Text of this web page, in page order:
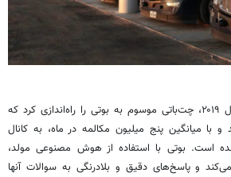
چت‌باتی موسوم به بوتی را راه‌اندازی کرد که
با میانگین پنج میلیون مکالمه در ماه، به کانال
است. بوتی با استفاده از هوش مصنوعی مولد،
می‌کند و پاسخ‌های دقیق و بلادرنگی به سوالات آنها